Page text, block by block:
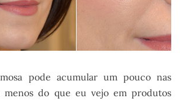
pode acumular um pouco nas
menos do que eu vejo em produtos